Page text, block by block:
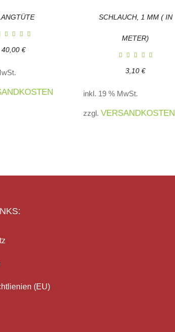
40,00 €
SCHLAUCH, 1 MM ( IN
METER)
3,10 €
inkl. 19 % MwSt.
zzgl.VERSANDKOSTEN
(EU)